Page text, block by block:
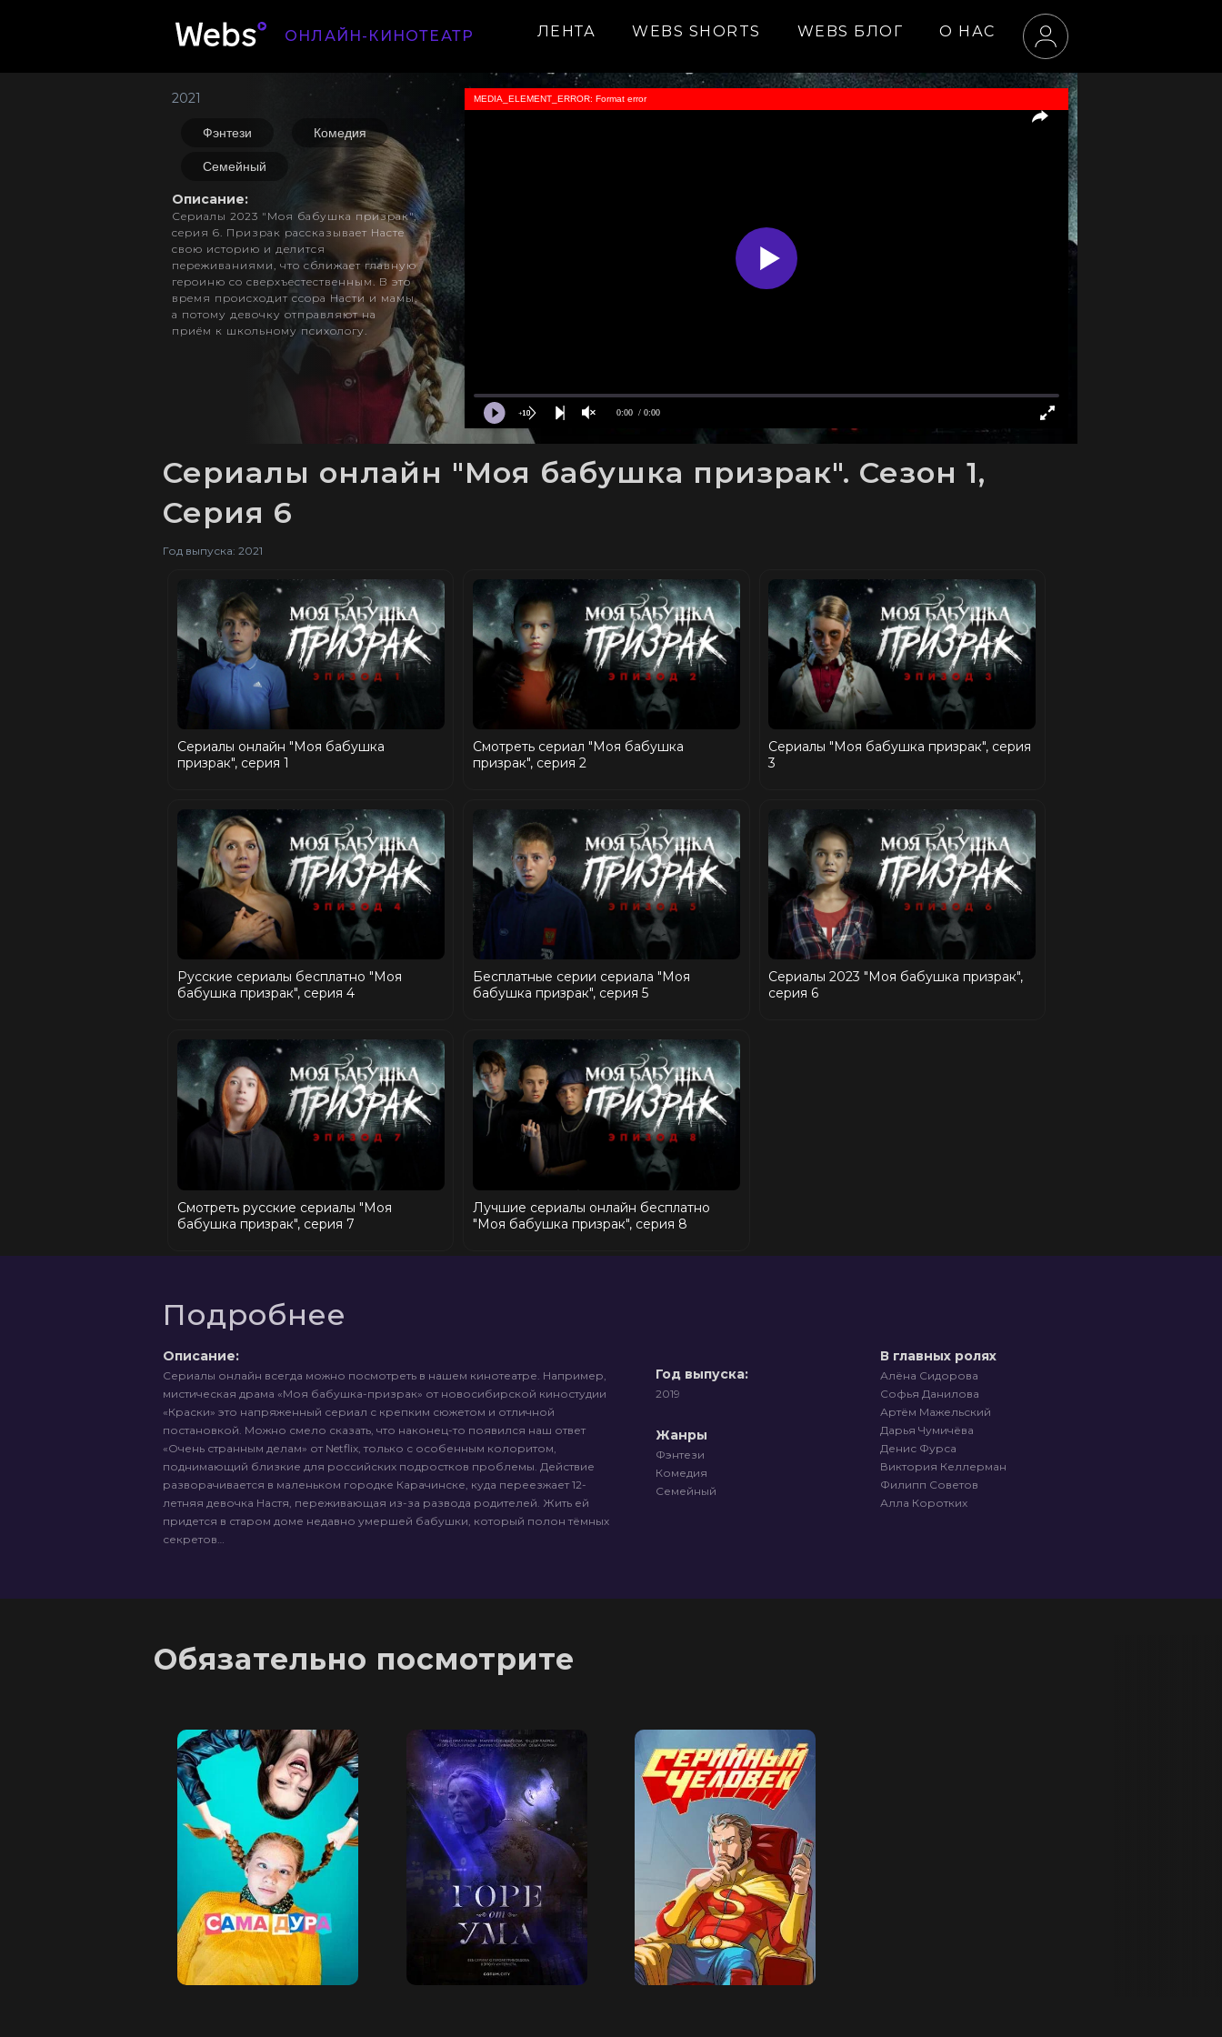
ОНЛАЙН-КИНОТЕАТР ЛЕНТА WEBS SHORTS WEBS БЛОГ О НАС
2021
Фэнтези Комедия
Семейный
0:00 / 0:00
MEDIA_ELEMENT_ERROR: Format error
Описание:
Сериалы 2023 "Моя бабушка призрак",
серия 6. Призрак рассказывает Насте
свою историю и делится
переживаниями, что сближает главную
героиню со сверхъестественным. В это
время происходит ссора Насти и мамы,
а потому девочку отправляют на
приём к школьному психологу.
Сериалы онлайн "Моя бабушка призрак". Сезон 1,
Серия 6
Год выпуска: 2021
Сериалы онлайн "Моя бабушка
призрак", серия 1
Смотреть сериал "Моя бабушка
призрак", серия 2
Сериалы "Моя бабушка призрак", серия
3
Русские сериалы бесплатно "Моя
бабушка призрак", серия 4
Бесплатные серии сериала "Моя
бабушка призрак", серия 5
Сериалы 2023 "Моя бабушка призрак",
серия 6
Смотреть русские сериалы "Моя
бабушка призрак", серия 7
Лучшие сериалы онлайн бесплатно
"Моя бабушка призрак", серия 8
Подробнее
Описание:
Сериалы онлайн всегда можно посмотреть в нашем кинотеатре. Например,
мистическая драма «Моя бабушка-призрак» от новосибирской киностудии
«Краски» это напряженный сериал с крепким сюжетом и отличной
постановкой. Можно смело сказать, что наконец-то появился наш ответ
«Очень странным делам» от Netflix, только с особенным колоритом,
поднимающий близкие для российских подростков проблемы. Действие
разворачивается в маленьком городке Карачинске, куда переезжает 12-
летняя девочка Настя, переживающая из-за развода родителей. Жить ей
придется в старом доме недавно умершей бабушки, который полон тёмных
секретов…
Год выпуска:
2019
Жанры
Фэнтези
Комедия
Семейный
В главных ролях
Алёна Сидорова
Софья Данилова
Артём Мажельский
Дарья Чумичёва
Денис Фурса
Виктория Келлерман
Филипп Советов
Алла Коротких
Обязательно посмотрите